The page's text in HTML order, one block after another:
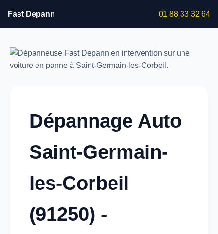
Fast Depann 01 88 33 32 64
Dépannage Auto
Saint-Germain-
les-Corbeil
(91250) -